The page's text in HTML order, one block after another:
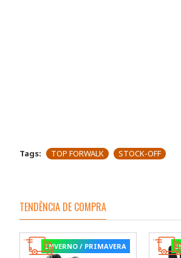
Tags: TOP FORWALK STOCK-OFF
TENDÊNCIA DE COMPRA
INVERNO / PRIMAVERA